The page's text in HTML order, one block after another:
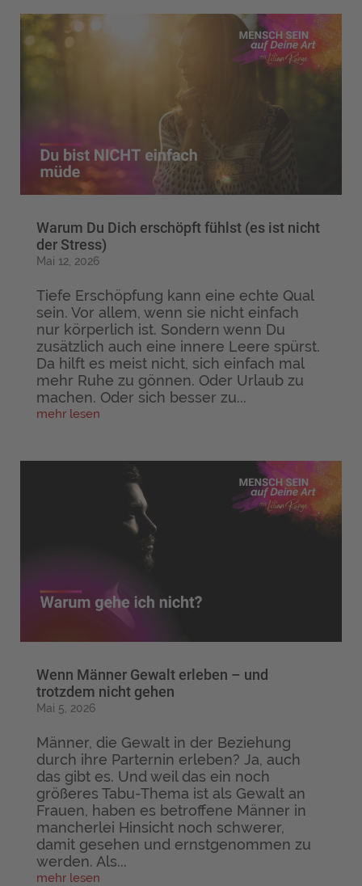
Warum Du Dich erschöpft fühlst (es ist nicht
der Stress)
Mai 12, 2026
Tiefe Erschöpfung kann eine echte Qual
sein. Vor allem, wenn sie nicht einfach
nur körperlich ist. Sondern wenn Du
zusätzlich auch eine innere Leere spürst.
Da hilft es meist nicht, sich einfach mal
mehr Ruhe zu gönnen. Oder Urlaub zu
machen. Oder sich besser zu...
mehr lesen
Wenn Männer Gewalt erleben – und
trotzdem nicht gehen
Mai 5, 2026
Männer, die Gewalt in der Beziehung
durch ihre Parternin erleben? Ja, auch
das gibt es. Und weil das ein noch
größeres Tabu-Thema ist als Gewalt an
Frauen, haben es betroffene Männer in
mancherlei Hinsicht noch schwerer,
damit gesehen und ernstgenommen zu
werden. Als...
mehr lesen